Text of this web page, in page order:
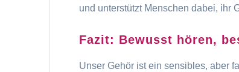
und unterstützt Menschen dabei, ihr
Fazit: Bewusst hören,
Unser Gehör ist ein sensibles, aber